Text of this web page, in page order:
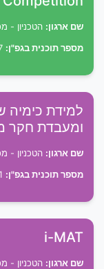
שם ארגון: הטכניון -
מספר תוכנית בגפ"ן:
למידת כימיה
ומעבדת חקר
שם ארגון: הטכניון -
מספר תוכנית בגפ"ן:
i-MAT
שם ארגון: הטכניון -